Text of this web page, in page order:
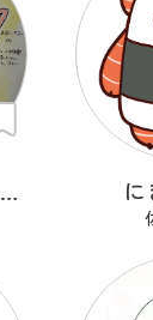
にゃんのこれしこ ある日の夢 Ｎo.1